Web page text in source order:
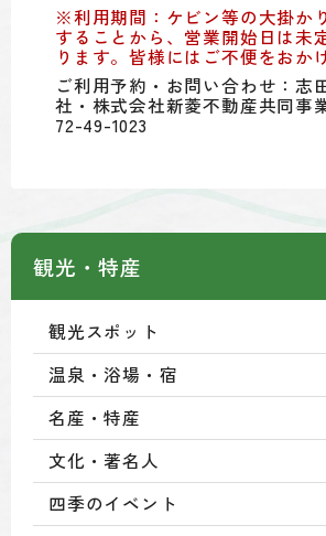
※利用期間：ケビン等の大掛か
することから、営業開始日は未
ります。皆様にはご不便をおか
ご利用予約・お問い合わせ：志
社・株式会社新菱不動産共同
72-49-1023
観光・特産
観光スポット
温泉・浴場・宿
名産・特産
文化・著名人
四季のイベント